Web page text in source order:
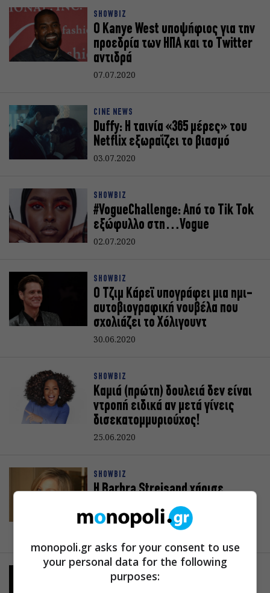
SHOWBIZ
Ο Kanye West υποψήφιος για την
προεδρία των ΗΠΑ και το Twitter
αντιδρά
07.07.2020
CINE NEWS
Duffy: Η ταινία «365 μέρες» του
Netflix εξωραΐζει το βιασμό
03.07.2020
SHOWBIZ
#VogueChallenge: Από το Tik Tok
εξώφυλλο στη…Vogue
02.07.2020
SHOWBIZ
Ο Τζιμ Κάρεϊ υπογράφει μια ημι-
αυτοβιογραφική νουβέλα που
σχολιάζει το Χόλιγουντ
30.06.2020
SHOWBIZ
Καμιά (πρώτη) δουλειά δεν είναι
ντροπή ειδικά αν μετά γίνεις
δισεκατομμυριούχος!
25.06.2020
SHOWBIZ
Η Barbra Streisand χάρισε
μετοχές της Disney στην 6χρονη
κόρη του George Floyd
SHOWBIZ
Mark Ruffalo κατά του Donald
monopoli.gr asks for your consent to use
your personal data for the following
purposes: